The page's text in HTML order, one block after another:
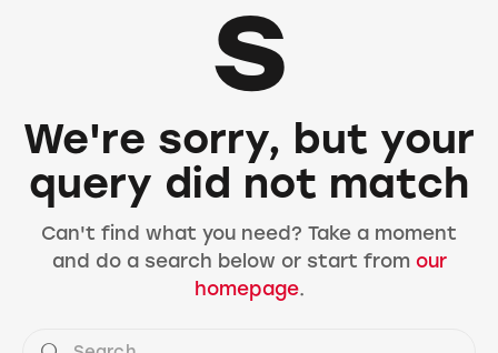
s
We're sorry, but your
query did not match
Can't find what you need? Take a moment
and do a search below or start from our
homepage.